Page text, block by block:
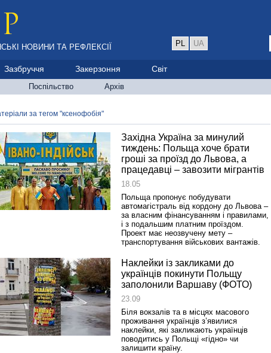
НОВИНИ ТА РЕФЛЕКСІЇ PL UA
Зазбруччя Закерзоння Світ
Поспільство Архів
за тегом "ксенофобія"
Західна Україна за минулий
тиждень: Польща хоче брати
гроші за проїзд до Львова, а
працедавці – завозити мігрантів
18.05
Польща пропонує побудувати
автомагістраль від кордону до Львова –
за власним фінансуванням і правилами,
і з подальшим платним проїздом.
Проект має неозвучену мету –
транспортування військових вантажів.
Наклейки із закликами до
українців покинути Польщу
заполонили Варшаву (ФОТО)
23.09
Біля вокзалів та в місцях масового
проживання українців з’явилися
наклейки, які закликають українців
поводитись у Польщі «гідно» чи
залишити країну.